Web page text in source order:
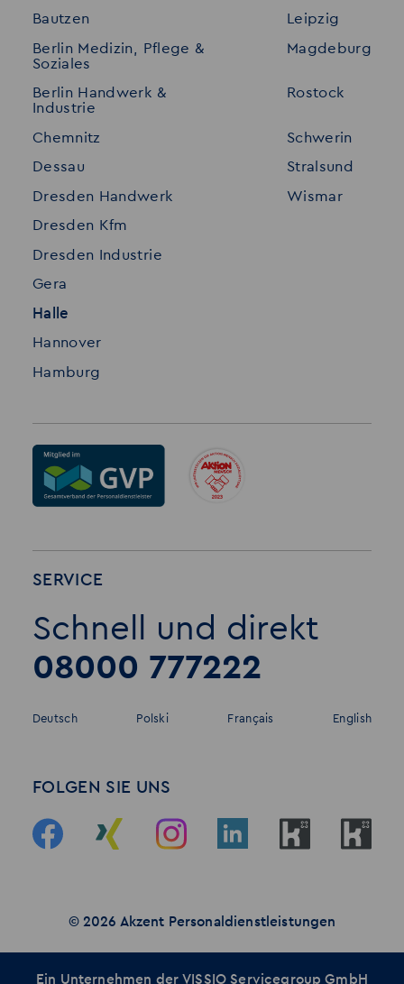
Initiativ bewerben
Merkzettel
Standorte
Interne Jobs
Datenschutz
Impressum
Bautzen
Berlin Medizin, Pflege &
Soziales
Berlin Handwerk &
Industrie
Chemnitz
Dessau
Dresden Handwerk
Dresden Kfm
Dresden Industrie
Gera
Halle
Hannover
Hamburg
Leipzig
Magdeburg
Rostock
Schwerin
Stralsund
Wismar
SERVICE
Schnell und direkt
08000 777222
Deutsch Polski Français English
FOLGEN SIE UNS
© 2026 Akzent Personaldienstleistungen
Ein Unternehmen derVISSIO Servicegroup GmbH